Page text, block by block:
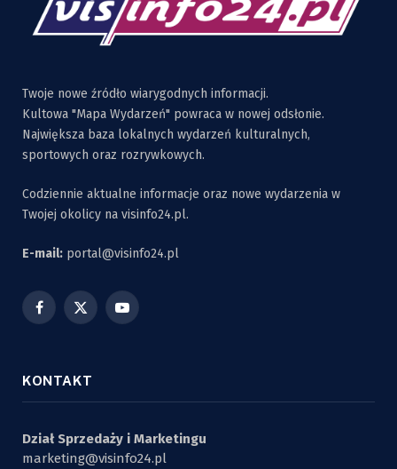
Twoje nowe źródło wiarygodnych informacji.
Kultowa "Mapa Wydarzeń" powraca w nowej odsłonie.
Największa baza lokalnych wydarzeń kulturalnych,
sportowych oraz rozrywkowych.
Codziennie aktualne informacje oraz nowe wydarzenia w
Twojej okolicy na visinfo24.pl.
E-mail: portal@visinfo24.pl
Facebook
X
YouTube
KONTAKT
Dział Sprzedaży i Marketingu
marketing@visinfo24.pl